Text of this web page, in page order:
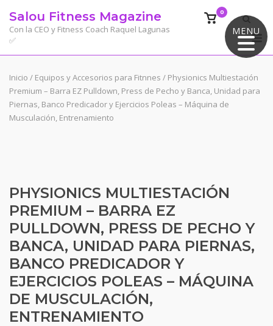
MENU
contenido
Salou Fitness Magazine
Con la CEO y Fitness Coach Raquel Lagunas
✅
Ver
carrito
de
0
Inicio / Equipos y Accesorios para Fitnnes / Physionics Multiestación
Premium – Barra EZ Pulldown, Press de Pecho y Banca, Unidad para
Piernas, Banco Predicador y Ejercicios Poleas – Máquina de
Musculación, Entrenamiento
PHYSIONICS MULTIESTACIÓN
PREMIUM – BARRA EZ
PULLDOWN, PRESS DE PECHO Y
BANCA, UNIDAD PARA PIERNAS,
BANCO PREDICADOR Y
EJERCICIOS POLEAS – MÁQUINA
DE MUSCULACIÓN,
ENTRENAMIENTO